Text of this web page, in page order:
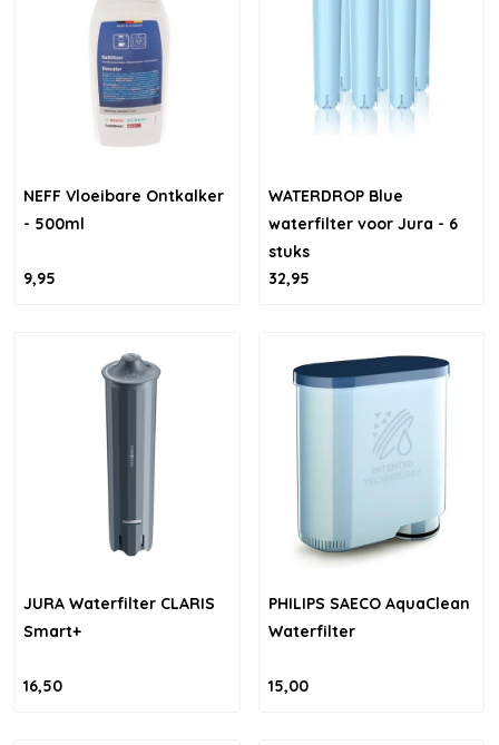
NEFF Vloeibare Ontkalker
- 500ml
9,95
WATERDROP Blue
waterfilter voor Jura - 6
stuks
32,95
JURA Waterfilter CLARIS
Smart+
16,50
PHILIPS SAECO AquaClean
Waterfilter
15,00